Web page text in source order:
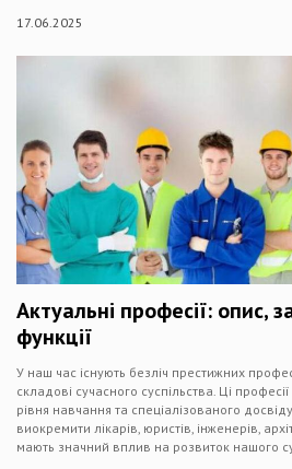
17.06.2025
Актуальні професії: опис,
функції
У наш час існують безліч престижних
складові сучасного суспільства. Ці
рівня навчання та спеціалізованого
виокремити лікарів, юристів, інженерів,
мають значний вплив на розвиток нашого